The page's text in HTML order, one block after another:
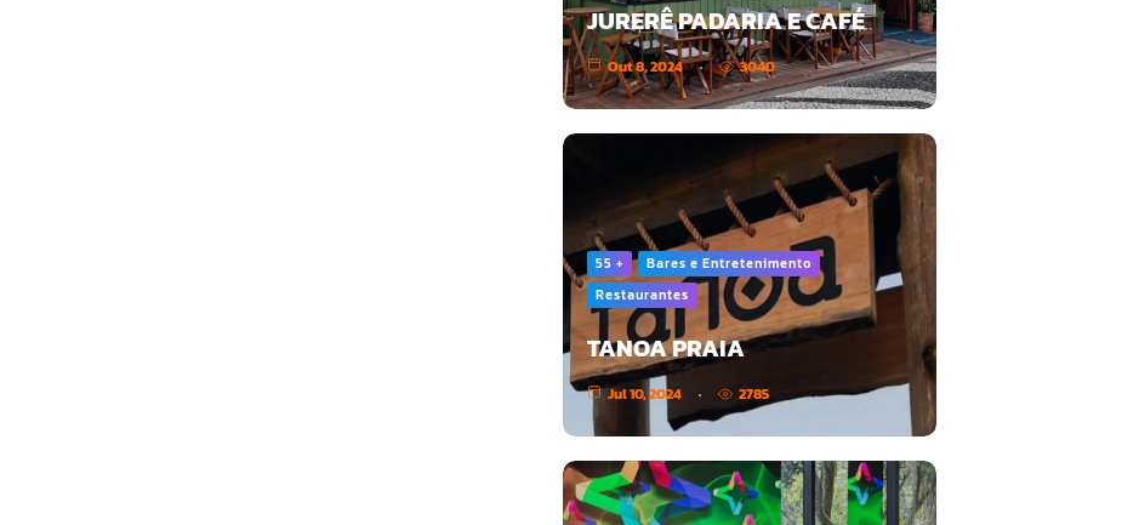
JURERÊ PADARIA E CAFÉ
Out 8, 2024 3040
55 +
Bares e Entretenimento
Restaurantes
TANOA PRAIA
Jul 10, 2024 2785